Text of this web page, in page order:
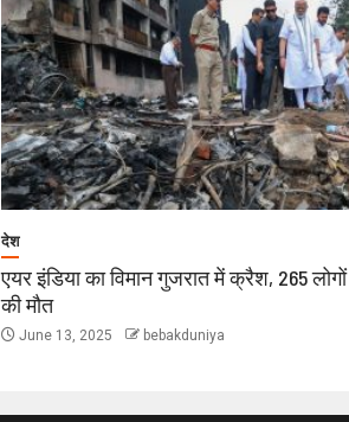
देश
एयर इंडिया का विमान गुजरात में क्रैश, 265 लोगों
की मौत
June 13, 2025 bebakduniya